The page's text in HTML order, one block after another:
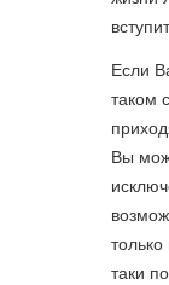
Если
таком
Вы
таки